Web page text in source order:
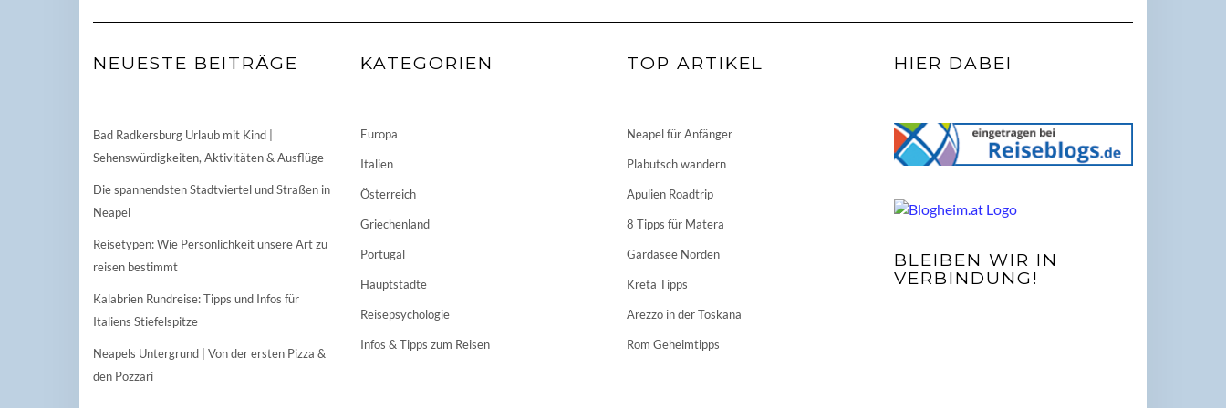
NEUESTE BEITRÄGE
Bad Radkersburg Urlaub mit Kind |
Sehenswürdigkeiten, Aktivitäten & Ausflüge
Die spannendsten Stadtviertel und Straßen in
Neapel
Reisetypen: Wie Persönlichkeit unsere Art zu
reisen bestimmt
Kalabrien Rundreise: Tipps und Infos für
Italiens Stiefelspitze
Neapels Untergrund | Von der ersten Pizza &
den Pozzari
KATEGORIEN
Europa
Italien
Österreich
Griechenland
Portugal
Hauptstädte
Reisepsychologie
Infos & Tipps zum Reisen
TOP ARTIKEL
Neapel für Anfänger
Plabutsch wandern
Apulien Roadtrip
8 Tipps für Matera
Gardasee Norden
Kreta Tipps
Arezzo in der Toskana
Rom Geheimtipps
HIER DABEI
BLEIBEN WIR IN
VERBINDUNG!